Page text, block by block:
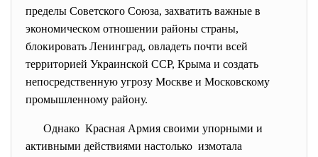
пределы Советского Союза, захватить важные в
экономическом отношении районы страны,
блокировать Ленинград, овладеть почти всей
территорией Украинской ССР, Крыма и создать
непосредственную угрозу Москве и Московскому
промышленному району.
Однако Красная Армия своими упорными и
активными действиями настолько измотала